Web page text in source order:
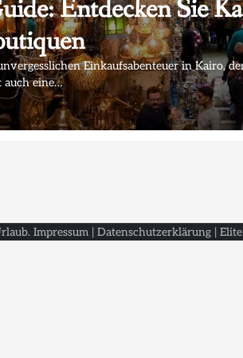
Entdecken Sie
Einkaufsabenteuer in Kairo,
auch eine…
. Impressum | Datenschutzerklärung |